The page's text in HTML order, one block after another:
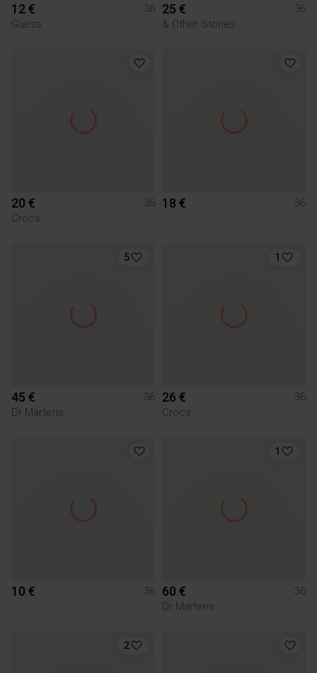
12 €
36
Guess
25 €
36
& Other Stories
20 €
36
Crocs
18 € 36
5
45 €
36
Dr Martens
1
26 €
36
Crocs
10 € 36
1
60 €
36
Dr Martens
2